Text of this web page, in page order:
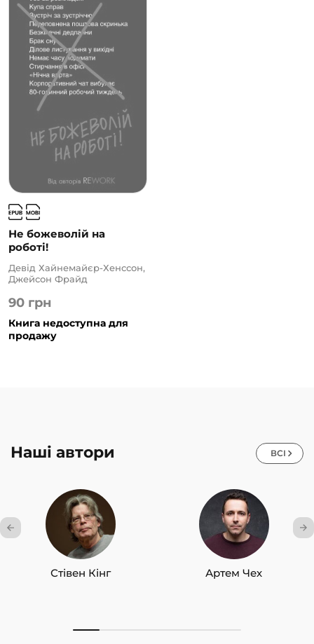
Не божеволій на
роботі!
90 грн
Девід Хайнемайєр-Хенссон,
Джейсон Фрайд
Книга недоступна для
продажу
Наші автори ВСІ
Стівен Кінг Артем Чех